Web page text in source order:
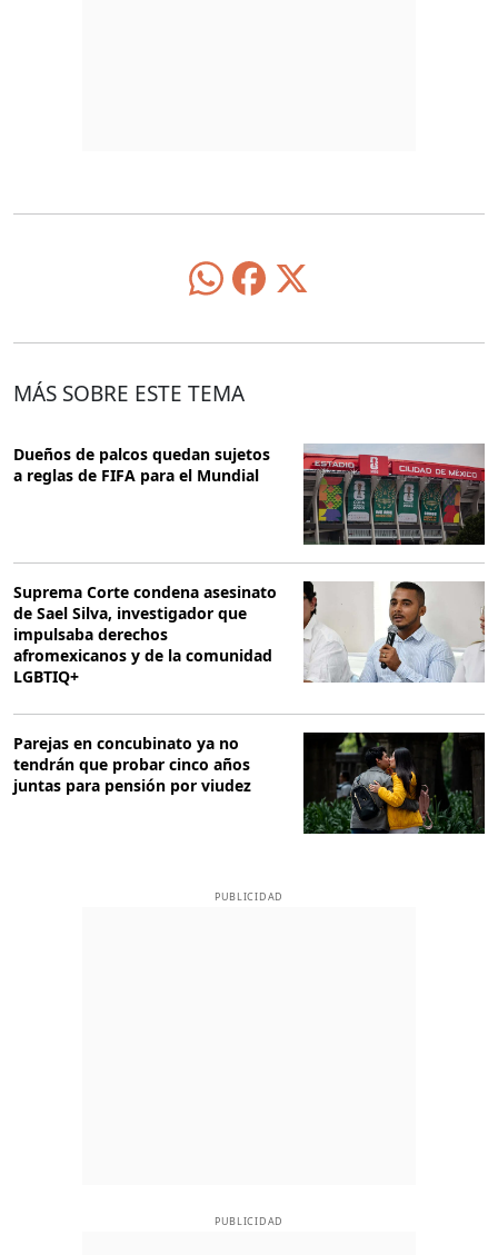
MÁS SOBRE ESTE TEMA
Dueños de palcos quedan sujetos
a reglas de FIFA para el Mundial
Suprema Corte condena asesinato
de Sael Silva, investigador que
impulsaba derechos
afromexicanos y de la comunidad
LGBTIQ+
Parejas en concubinato ya no
tendrán que probar cinco años
juntas para pensión por viudez
PUBLICIDAD
PUBLICIDAD